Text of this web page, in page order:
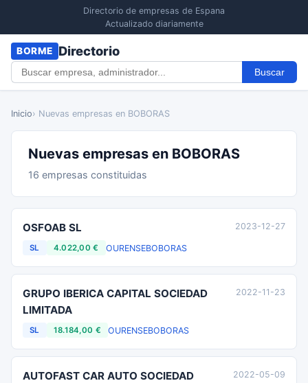
Directorio de empresas de Espana
Actualizado diariamente
BORME Directorio
Buscar
Inicio› Nuevas empresas en BOBORAS
Nuevas empresas en BOBORAS
16 empresas constituidas
OSFOAB SL
SL 4.022,00 € OURENSEBOBORAS
2023-12-27
GRUPO IBERICA CAPITAL SOCIEDAD
LIMITADA
SL 18.184,00 € OURENSEBOBORAS
2022-11-23
AUTOFAST CAR AUTO SOCIEDAD
2022-05-09